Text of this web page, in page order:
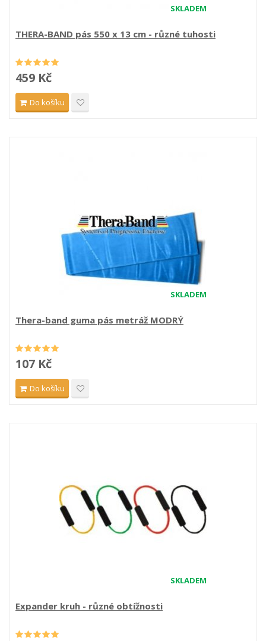
SKLADEM
THERA-BAND pás 550 x 13 cm - různé tuhosti
459 Kč
Do košíku
SKLADEM
Thera-band guma pás metráž MODRÝ
107 Kč
Do košíku
SKLADEM
Expander kruh - různé obtížnosti